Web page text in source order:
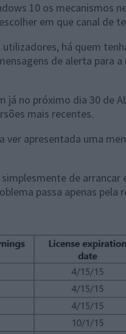
10 os mecanismos
em que canal de
há quem
de alerta para a
já no próximo dia 30 de
mais recentes.
apresentada uma
de
passa apenas pela